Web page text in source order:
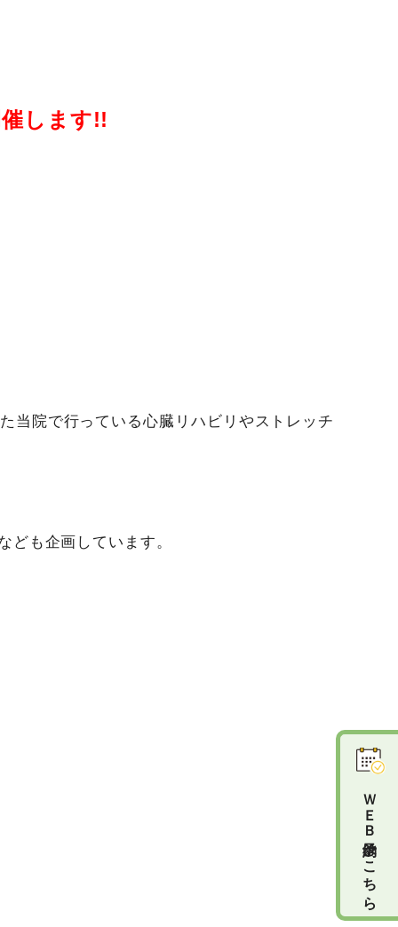
ＷＥＢ予約はこちら
します!!
当院で行っている心臓リハビリやストレッチ
も企画しています。